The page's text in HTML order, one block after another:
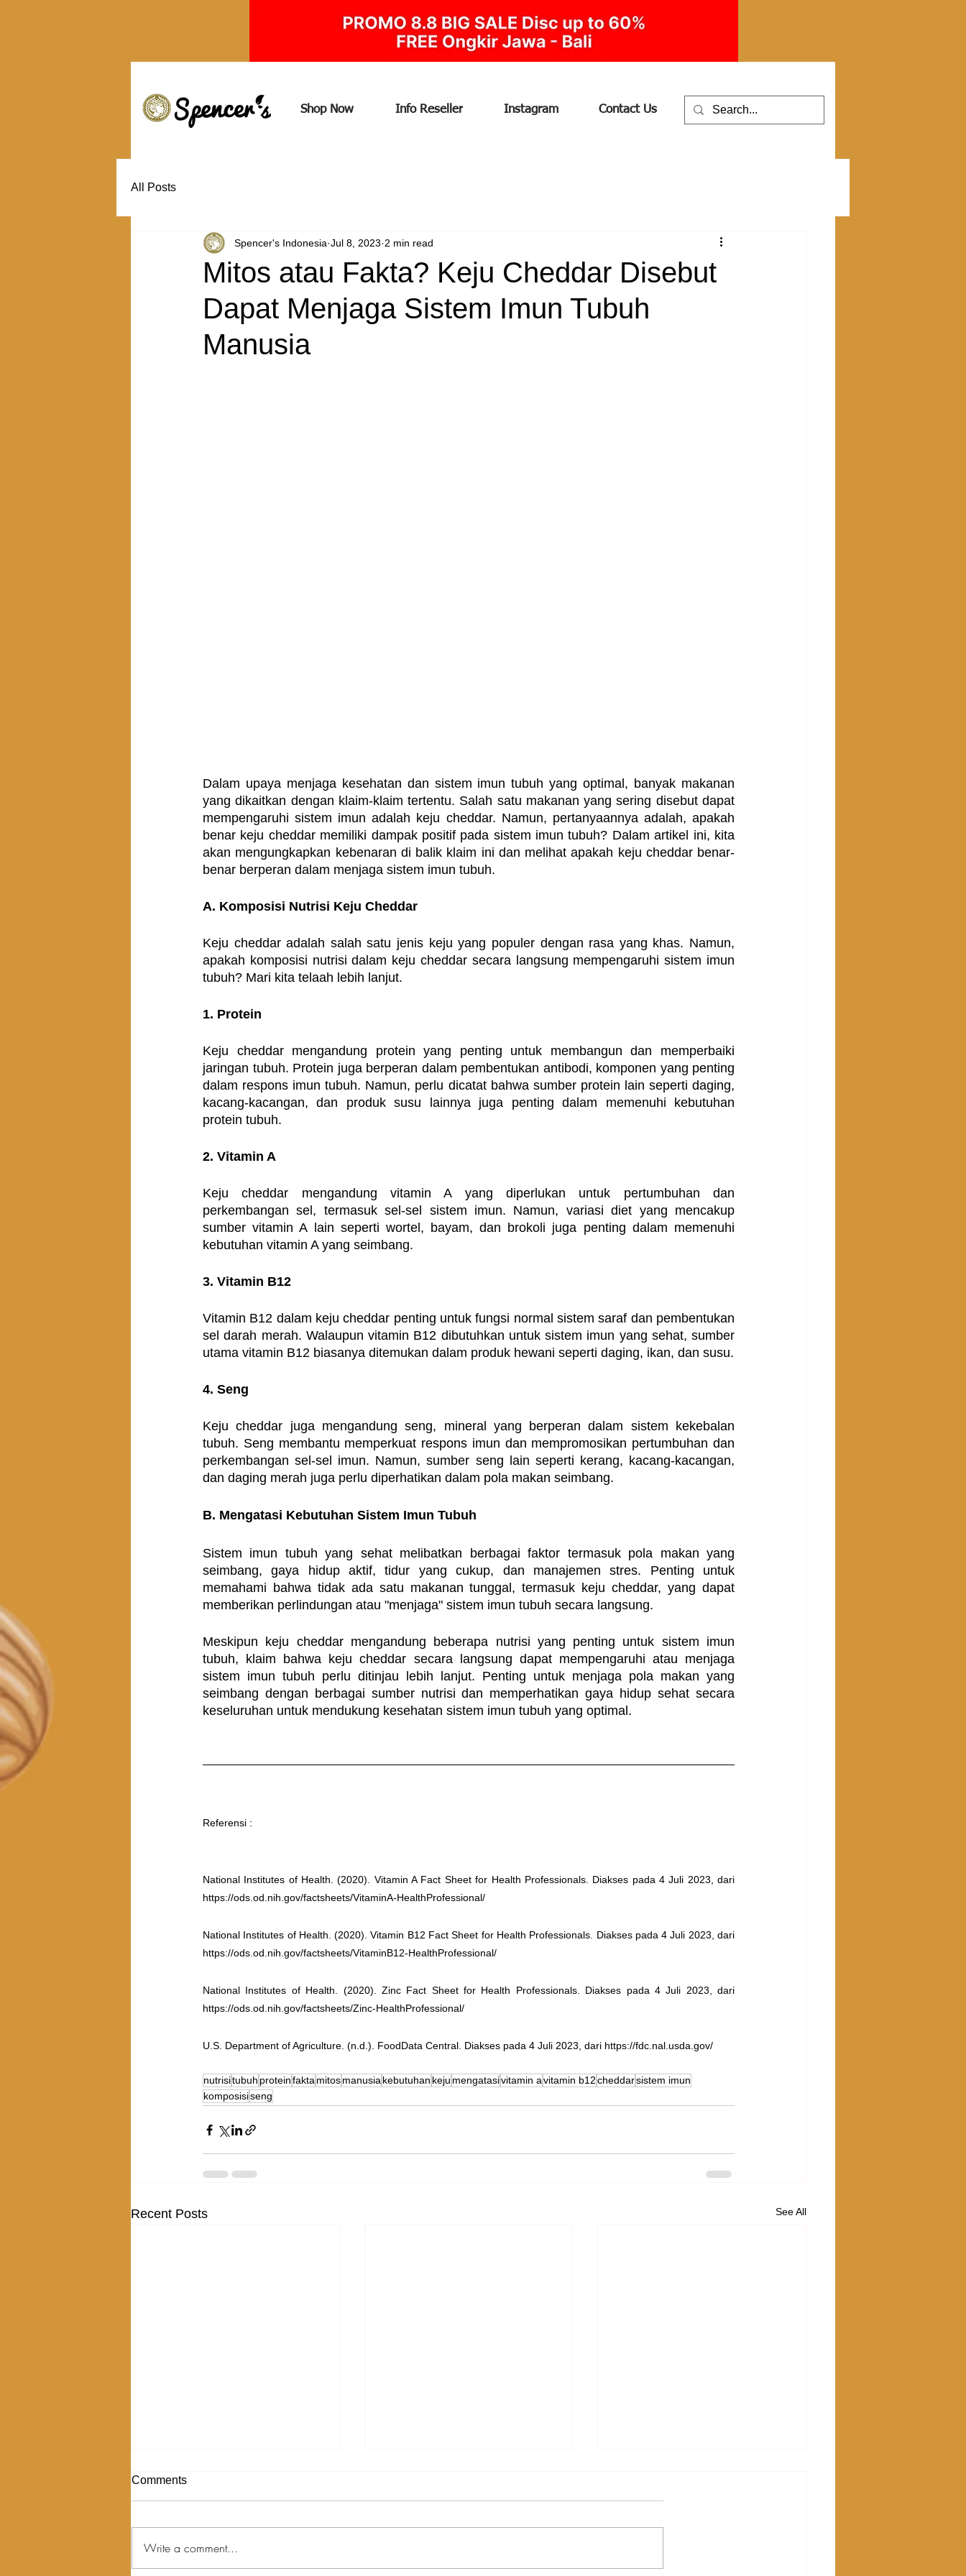
Shop Now Info Reseller Instagram Contact Us
All Posts
Mitos atau Fakta? Keju Cheddar Disebut
Dapat Menjaga Sistem Imun Tubuh
Manusia
Spencer's Indonesia Jul 8, 2023 2 min read
Dalam upaya menjaga kesehatan dan sistem imun tubuh yang optimal, banyak makanan
yang dikaitkan dengan klaim-klaim tertentu. Salah satu makanan yang sering disebut dapat
mempengaruhi sistem imun adalah keju cheddar. Namun, pertanyaannya adalah, apakah
benar keju cheddar memiliki dampak positif pada sistem imun tubuh? Dalam artikel ini, kita
akan mengungkapkan kebenaran di balik klaim ini dan melihat apakah keju cheddar benar-
benar berperan dalam menjaga sistem imun tubuh.
A. Komposisi Nutrisi Keju Cheddar
Keju cheddar adalah salah satu jenis keju yang populer dengan rasa yang khas. Namun,
apakah komposisi nutrisi dalam keju cheddar secara langsung mempengaruhi sistem imun
tubuh? Mari kita telaah lebih lanjut.
1. Protein
Keju cheddar mengandung protein yang penting untuk membangun dan memperbaiki
jaringan tubuh. Protein juga berperan dalam pembentukan antibodi, komponen yang penting
dalam respons imun tubuh. Namun, perlu dicatat bahwa sumber protein lain seperti daging,
kacang-kacangan, dan produk susu lainnya juga penting dalam memenuhi kebutuhan
protein tubuh.
2. Vitamin A
Keju cheddar mengandung vitamin A yang diperlukan untuk pertumbuhan dan
perkembangan sel, termasuk sel-sel sistem imun. Namun, variasi diet yang mencakup
sumber vitamin A lain seperti wortel, bayam, dan brokoli juga penting dalam memenuhi
kebutuhan vitamin A yang seimbang.
3. Vitamin B12
Vitamin B12 dalam keju cheddar penting untuk fungsi normal sistem saraf dan pembentukan
sel darah merah. Walaupun vitamin B12 dibutuhkan untuk sistem imun yang sehat, sumber
utama vitamin B12 biasanya ditemukan dalam produk hewani seperti daging, ikan, dan susu.
4. Seng
Keju cheddar juga mengandung seng, mineral yang berperan dalam sistem kekebalan
tubuh. Seng membantu memperkuat respons imun dan mempromosikan pertumbuhan dan
perkembangan sel-sel imun. Namun, sumber seng lain seperti kerang, kacang-kacangan,
dan daging merah juga perlu diperhatikan dalam pola makan seimbang.
B. Mengatasi Kebutuhan Sistem Imun Tubuh
Sistem imun tubuh yang sehat melibatkan berbagai faktor termasuk pola makan yang
seimbang, gaya hidup aktif, tidur yang cukup, dan manajemen stres. Penting untuk
memahami bahwa tidak ada satu makanan tunggal, termasuk keju cheddar, yang dapat
memberikan perlindungan atau "menjaga" sistem imun tubuh secara langsung.
Meskipun keju cheddar mengandung beberapa nutrisi yang penting untuk sistem imun
tubuh, klaim bahwa keju cheddar secara langsung dapat mempengaruhi atau menjaga
sistem imun tubuh perlu ditinjau lebih lanjut. Penting untuk menjaga pola makan yang
seimbang dengan berbagai sumber nutrisi dan memperhatikan gaya hidup sehat secara
keseluruhan untuk mendukung kesehatan sistem imun tubuh yang optimal.
Referensi :
National Institutes of Health. (2020). Vitamin A Fact Sheet for Health Professionals. Diakses pada 4 Juli 2023, dari
https://ods.od.nih.gov/factsheets/VitaminA-HealthProfessional/
National Institutes of Health. (2020). Vitamin B12 Fact Sheet for Health Professionals. Diakses pada 4 Juli 2023, dari
https://ods.od.nih.gov/factsheets/VitaminB12-HealthProfessional/
National Institutes of Health. (2020). Zinc Fact Sheet for Health Professionals. Diakses pada 4 Juli 2023, dari
https://ods.od.nih.gov/factsheets/Zinc-HealthProfessional/
U.S. Department of Agriculture. (n.d.). FoodData Central. Diakses pada 4 Juli 2023, dari https://fdc.nal.usda.gov/
nutrisitubuh proteinfaktamitosmanusiakebutuhan keju mengatasivitamin avitamin b12cheddarsistem imun
komposisiseng
Recent Posts See All
Comments
Write a comment...